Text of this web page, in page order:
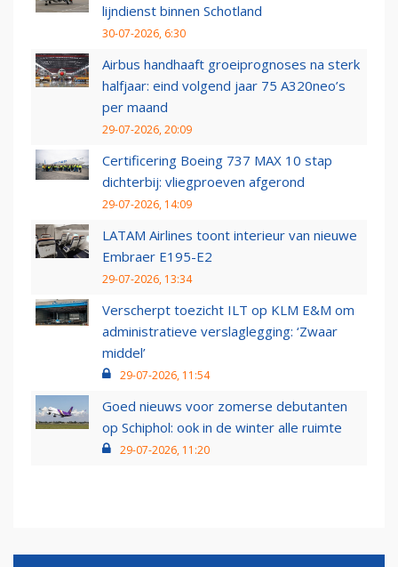
lijndienst binnen Schotland
30-07-2026, 6:30
Airbus handhaaft groeiprognoses na sterk
halfjaar: eind volgend jaar 75 A320neo’s
per maand
29-07-2026, 20:09
Certificering Boeing 737 MAX 10 stap
dichterbij: vliegproeven afgerond
29-07-2026, 14:09
LATAM Airlines toont interieur van nieuwe
Embraer E195-E2
29-07-2026, 13:34
Verscherpt toezicht ILT op KLM E&M om
administratieve verslaglegging: ‘Zwaar
middel’
29-07-2026, 11:54
Goed nieuws voor zomerse debutanten
op Schiphol: ook in de winter alle ruimte
29-07-2026, 11:20